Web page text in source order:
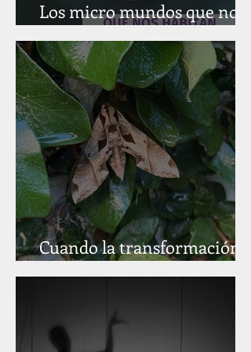
Los micro mundos que nos
habitan
Cuando la transformación
ocurre en la sombra